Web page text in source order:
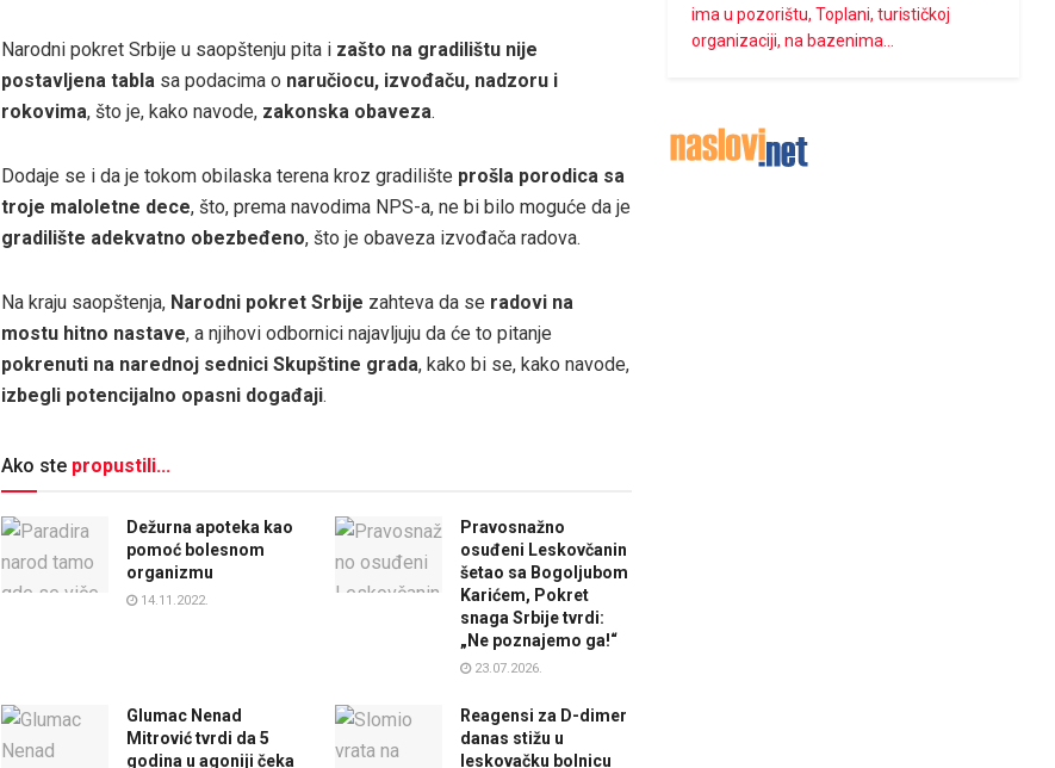
Narodni pokret Srbije u saopštenju pita i zašto na gradilištu nije
postavljena tabla sa podacima o naručiocu, izvođaču, nadzoru i
rokovima, što je, kako navode, zakonska obaveza.
Dodaje se i da je tokom obilaska terena kroz gradilište prošla porodica sa
troje maloletne dece, što, prema navodima NPS-a, ne bi bilo moguće da je
gradilište adekvatno obezbeđeno, što je obaveza izvođača radova.
Na kraju saopštenja, Narodni pokret Srbije zahteva da se radovi na
mostu hitno nastave, a njihovi odbornici najavljuju da će to pitanje
pokrenuti na narednoj sednici Skupštine grada, kako bi se, kako navode,
izbegli potencijalno opasni događaji.
Ako ste propustili...
Dežurna apoteka kao
pomoć bolesnom
organizmu
14.11.2022.
Pravosnažno
osuđeni Leskovčanin
šetao sa Bogoljubom
Karićem, Pokret
snaga Srbije tvrdi:
„Ne poznajemo ga!“
23.07.2026.
Glumac Nenad
Mitrović tvrdi da 5
godina u agoniji čeka
Reagensi za D-dimer
danas stižu u
leskovačku bolnicu
ima u pozorištu, Toplani, turističkoj
organizaciji, na bazenima…